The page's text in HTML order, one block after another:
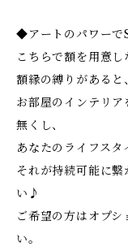
◆アートのパワー
こちらで額を用意
額縁の縛りがあると
お部屋のインテリ
無くし、
あなたのライフスタ
それが持続可能に
い♪
ご希望の方はオプ
い。